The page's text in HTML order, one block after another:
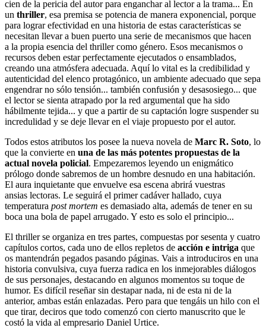
cien de la pericia del autor para enganchar al lector a la trama... En
un thriller, esa premisa se potencia de manera exponencial, porque
para lograr efectividad en una historia de estas características se
necesitan llevar a buen puerto una serie de mecanismos que hacen
a la propia esencia del thriller como género. Esos mecanismos o
recursos deben estar perfectamente ejecutados o ensamblados,
creando una atmósfera adecuada. Aquí lo vital es la credibilidad y
autenticidad del elenco protagónico, un ambiente adecuado que sepa
engendrar no sólo tensión... también confusión y desasosiego... que
el lector se sienta atrapado por la red argumental que ha sido
hábilmente tejida... y que a partir de su captación logre suspender su
incredulidad y se deje llevar en el viaje propuesto por el autor.
Todos estos atributos los posee la nueva novela de Marc R. Soto, lo
que la convierte en una de las más potentes propuestas de la
actual novela policial. Empezaremos leyendo un enigmático
prólogo donde sabremos de un hombre desnudo en una habitación.
El aura inquietante que envuelve esa escena abrirá vuestras
ansias lectoras. Le seguirá el primer cadáver hallado, cuya
temperatura post mortem es demasiado alta, además de tener en su
boca una bola de papel arrugado. Y esto es solo el principio...
El thriller se organiza en tres partes, compuestas por sesenta y cuatro
capítulos cortos, cada uno de ellos repletos de acción e intriga que
os mantendrán pegados pasando páginas. Vais a introduciros en una
historia convulsiva, cuya fuerza radica en los inmejorables diálogos
de sus personajes, destacando en algunos momentos su toque de
humor. Es difícil reseñar sin destapar nada, ni de esta ni de la
anterior, ambas están enlazadas. Pero para que tengáis un hilo con el
que tirar, deciros que todo comenzó con cierto manuscrito que le
costó la vida al empresario Daniel Urtice.